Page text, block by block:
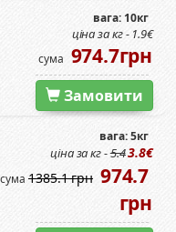
вага: 10кг
ціна за кг - 1.9€
сума 974.7грн
Замовити
вага: 5кг
ціна за кг -5.43.8€
сума 1385.1 грн 974.7
грн